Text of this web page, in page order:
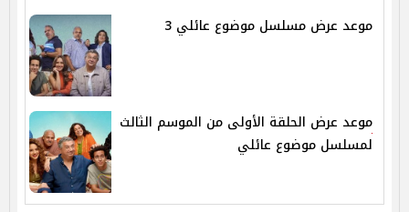
موعد عرض مسلسل موضوع عائلي 3
موعد عرض الحلقة الأولى من الموسم الثالث
لمسلسل موضوع عائلي